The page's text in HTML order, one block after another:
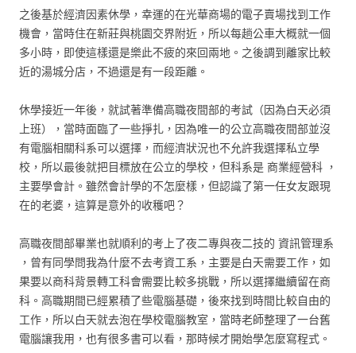
之後基於經濟因素休學，幸運的在光華商場的電子賣場找到工作
機會，當時住在新莊與桃園交界附近，所以每趟公車大概就一個
多小時，即使這樣還是樂此不疲的來回兩地。之後調到離家比較
近的湯城分店，不過還是有一段距離。
休學接近一年後，就試著準備高職夜間部的考試（因為白天必須
上班），當時面臨了一些掙扎，因為唯一的公立高職夜間部並沒
有電腦相關科系可以選擇，而經濟狀況也不允許我選擇私立學
校，所以最後就把目標放在公立的學校，但科系是 商業經營科 ，
主要學會計。雖然會計學的不怎麼樣，但認識了第一任女友跟現
在的老婆，這算是意外的收穫吧？
高職夜間部畢業也就順利的考上了夜二專與夜二技的 資訊管理系
，曾有同學問我為什麼不去考資工系，主要是白天需要工作，如
果要以商科背景轉工科會需要比較多挑戰，所以選擇繼續留在商
科。高職期間已經累積了些電腦基礎，後來找到時間比較自由的
工作，所以白天就去泡在學校電腦教室，當時老師整理了一台舊
電腦讓我用，也有很多書可以看，那時候才開始學怎麼寫程式。